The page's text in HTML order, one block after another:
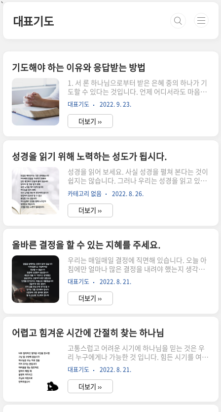
`
본문 바로가기
대표기도
기도해야 하는 이유와 응답받는 방법
1. 서 론 하나님으로부터 받은 은혜 중의 하나가 기
도할 수 있다는 것입니다. 언제 어디서라도 마음만
먹으면 기도를 할 수 있습니다. 그러나, 기도를 하
나님께 받기 위해 그리고 축복을 얻기 위해 하게 되
면서 기도의 중요성이 우리 위주의 필요성에 의한
도구로 생각하고 있습니다. 그래서 진정한 기도란
려주신 기도의 은혜를 감사한 마음으로 받아야 합
니다. 기도는 창조주이시며 지금도 우리를 돌보시
는 하나님과 소통하는 방법입니다. 우리는 가정을
꾸리고 가족 간에 소통하며 살아가고 있습니다. 자
녀가 부모에게 말씀을 듣고 알아가면서 말하는 것
처럼 기도는 그리스도인으로서, 하나님의 자녀로
서 부모와 대화하는 극히 정상적이면서도 ..
대표기도 2022. 9. 23.
더보기 ››
성경을 읽기 위해 노력하는 성도가 됩시다.
성경을 읽어 보세요. 사실 성경을 펼쳐 본다는 것이
쉽지는 않습니다. 그러나 우리는 성경을 읽고 있고
그 은혜로 말씀을 믿고 신앙생활을 잘 해 나가고 있
습니다. 그래서 성경을 읽도록 권해보는 것을 실천
해 볼 수 있었습니다. 사람들은 종종 어떤 사람이 건
강, 재정, 가족 등 말씀에 따라 번창하는 것을 보고
대 일로 만나는 구원자이십니다. 하나님을 향해서
나에게 집중하는 것이 필요합니다. 그래서 우리는
믿음이 하나님으로부터 온다는 것과 모든 믿는 자
들에게 같은 믿음의 척도를 주신다는 것을 알게 됩
니다. 하나님은 모든 사람들에게 동일한 방식으로
다가 오십니다. 우리에게 남보다 특별한 믿음을 주
지 않습니다. 다만 믿..
카테고리 없음 2022. 8. 26.
더보기 ››
올바른 결정을 할 수 있는 지혜를 주세요.
우리는 매일매일 결정에 직면해 있습니다. 오늘 아
침에만 얼마나 많은 결정을 내려야 했는지 생각해
보세요: 나는 오늘 무엇을 하며 하루를 보낼 것인
가? 나는 오늘 무엇을 먹을까? 어떻게 입고 나갈
까? 오늘 친구모임에 나갈까? 나가기 전에 기도할
까? 이메일을 확인해 볼까? 몇 시에 집을 나설까?
있다는 것을 결코 깨닫지 못할 수도 있습니다. 우리
는 하루 종일 사소한 결정을 내립니다. 무엇보다도,
우리는 이러한 작은 결정들의 삶을 살아가고 있지
만 우리는 기본적으로 기독교인으로서 충실하게 살
아 갈 필요성을 깨달았기 때문에 성실한 결정을 할
것으로 믿고 많은 생각을 하지 않습니다. 하지만 때
때로, 우리는 우리가 확..
대표기도 2022. 8. 21.
더보기 ››
어렵고 힘겨운 시간에 간절히 찾는 하나님
고통스럽고 어려운 시기에 하나님을 믿는 것은 우
리 누구에게나 가능한 것 입니다. 힘든 시기를 여러
번 겪으면서 하나님을 더욱 믿고 신뢰하는 과정을
거쳐 알수 있습니다. 어려운 시기를 통해 하나님을
믿을 때 희망과 기쁨을 가질 수 있다는 것을 알려주
고 싶습니다. 우리는 어려운 시기에 하나님을 믿는
대표기도 2022. 8. 21.
더보기 ››